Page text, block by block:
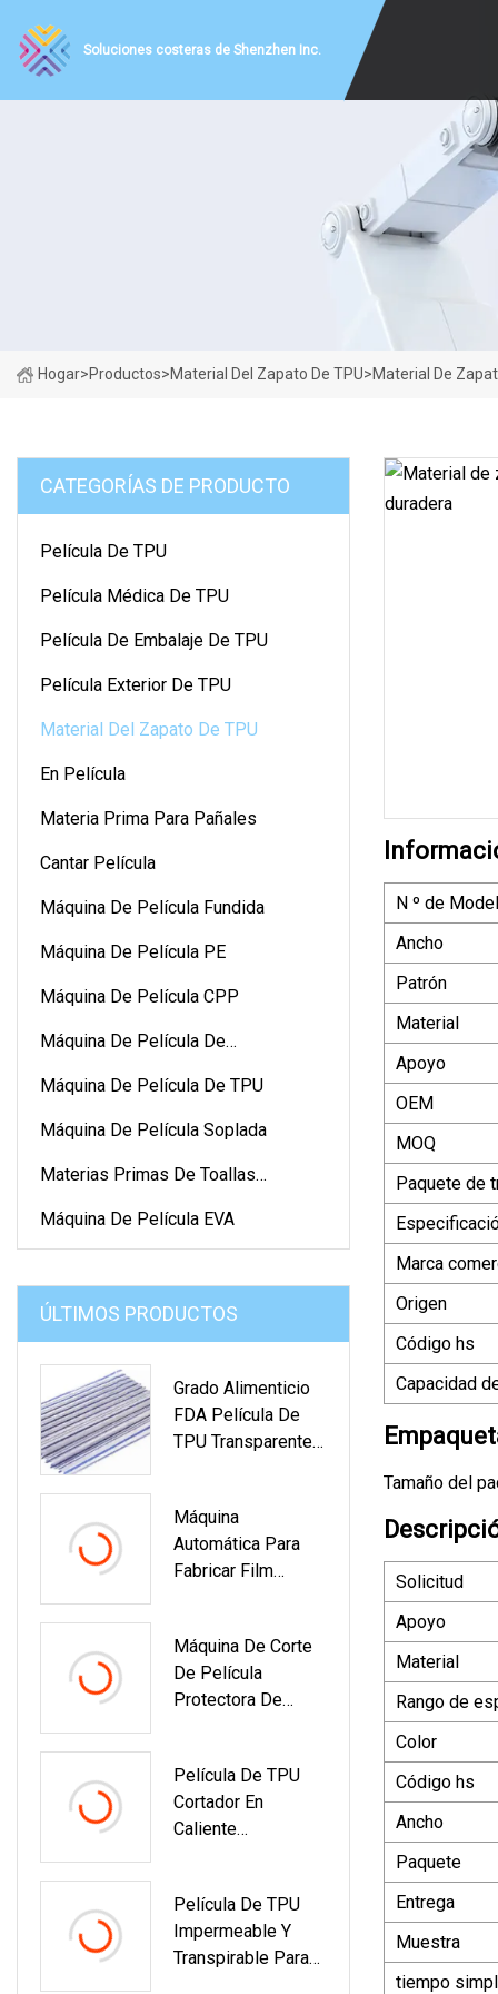
Soluciones costeras de Shenzhen Inc.
Hogar>Productos>Material Del Zapato De TPU>Material De
CATEGORÍAS DE PRODUCTO
Película De TPU
Película Médica De TPU
Película De Embalaje De TPU
Película Exterior De TPU
Material Del Zapato De TPU
En Película
Materia Prima Para Pañales
Cantar Película
Máquina De Película Fundida
Máquina De Película PE
Máquina De Película CPP
Máquina De Película De
Máquina De Película De TPU
Máquina De Película Soplada
Materias Primas De Toallas
Máquina De Película EVA
ÚLTIMOS PRODUCTOS
Grado Alimenticio
FDA Película De
TPU Transparente
TPU Película De
Laminación De TPU
Película De
Máquina
Automática Para
Fabricar Film
Transparente
Máquina De Film
Fundido 3
Máquina De Corte
De Película
Protectora De
Automática
Máquina De
Protector De
Inteligente
Película De TPU
Cortador En
Caliente
Estera De
Rompecabezas
EVA Perla Algodón
Película De TPU
Impermeable Y
Transpirable Para
N º de
Ancho
Patrón
Material
Apoyo
OEM
MOQ
Paquete de
Marca
Origen
Código hs
Capacidad
Tamaño del
Solicitud
Apoyo
Material
Rango de
Color
Código hs
Ancho
Paquete
Entrega
Muestra
tiempo